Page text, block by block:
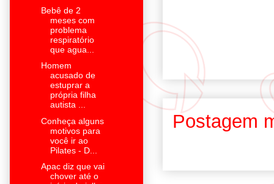
Postagem
Bebê de 2
meses com
problema
respiratório
que agua...
Homem
acusado de
estuprar a
própria filha
autista ...
Conheça alguns
motivos para
você ir ao
Pilates - D...
Apac diz que vai
chover até o